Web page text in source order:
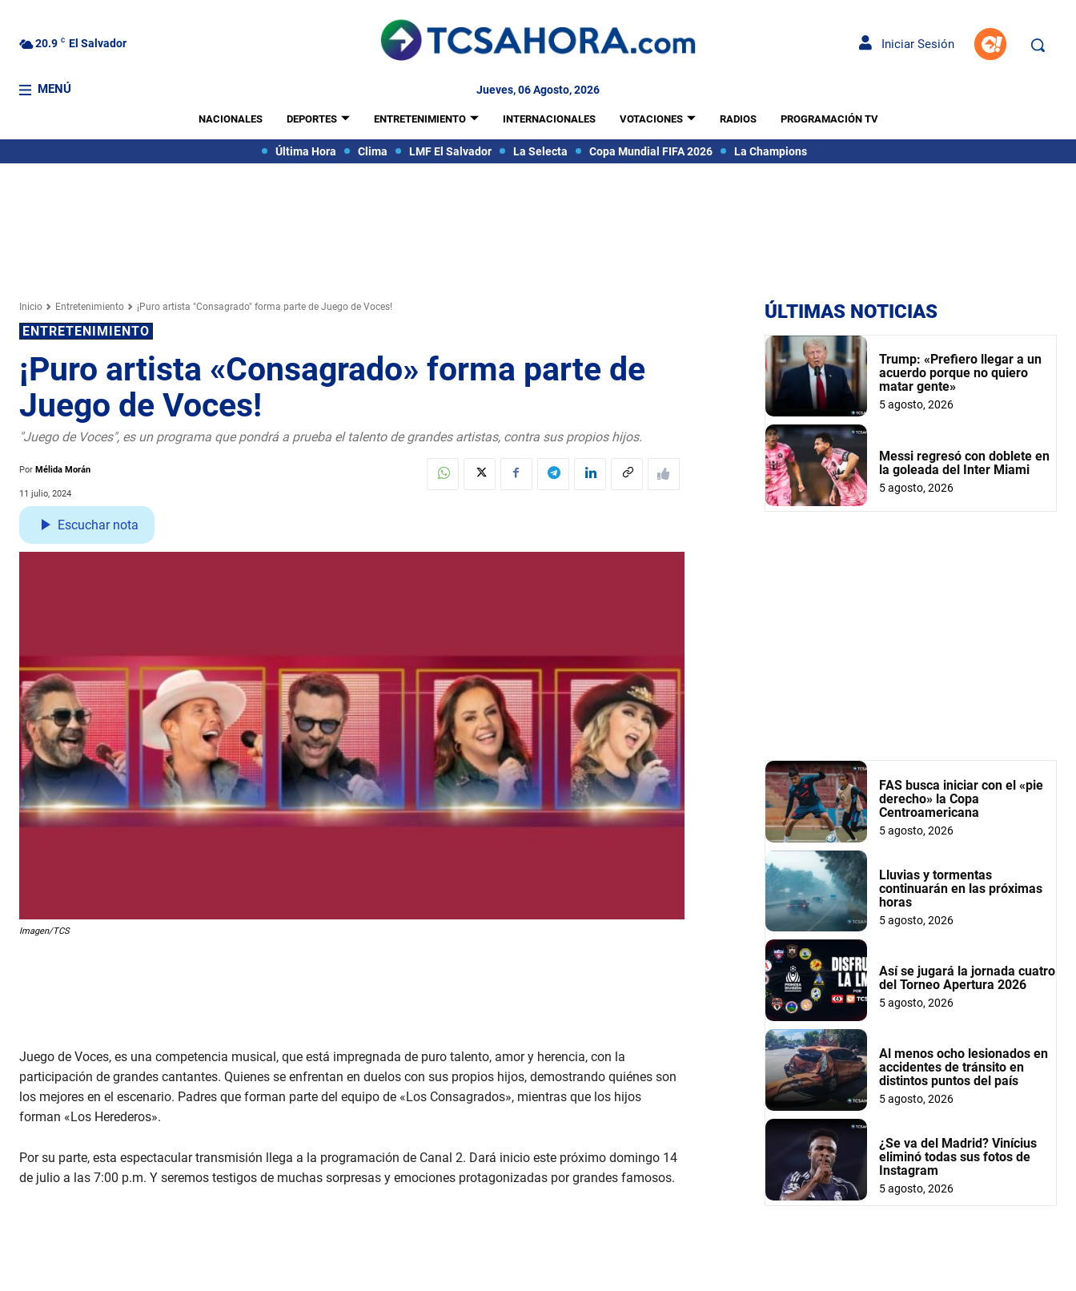
20.9 C El Salvador Iniciar Sesión
MENÚ Jueves, 06 Agosto, 2026
NACIONALES DEPORTES ENTRETENIMIENTO INTERNACIONALES VOTACIONES RADIOS PROGRAMACIÓN TV
Última Hora Clima LMF El Salvador La Selecta Copa Mundial FIFA 2026 La Champions
Inicio Entretenimiento ¡Puro artista "Consagrado" forma parte de Juego de Voces!
ENTRETENIMIENTO
¡Puro artista «Consagrado» forma parte de
Juego de Voces!
"Juego de Voces", es un programa que pondrá a prueba el talento de grandes artistas, contra sus propios hijos.
Por Mélida Morán
11 julio, 2024
Escuchar nota
Imagen/TCS
Juego de Voces, es una competencia musical, que está impregnada de puro talento, amor y herencia, con la
participación de grandes cantantes. Quienes se enfrentan en duelos con sus propios hijos, demostrando quiénes son
los mejores en el escenario. Padres que forman parte del equipo de «Los Consagrados», mientras que los hijos
forman «Los Herederos».
Por su parte, esta espectacular transmisión llega a la programación de Canal 2. Dará inicio este próximo domingo 14
de julio a las 7:00 p.m. Y seremos testigos de muchas sorpresas y emociones protagonizadas por grandes famosos.
ÚLTIMAS NOTICIAS
Trump: «Prefiero llegar a un
acuerdo porque no quiero
matar gente»
5 agosto, 2026
Messi regresó con doblete en
la goleada del Inter Miami
5 agosto, 2026
FAS busca iniciar con el «pie
derecho» la Copa
Centroamericana
5 agosto, 2026
Lluvias y tormentas
continuarán en las próximas
horas
5 agosto, 2026
Así se jugará la jornada cuatro
del Torneo Apertura 2026
5 agosto, 2026
Al menos ocho lesionados en
accidentes de tránsito en
distintos puntos del país
5 agosto, 2026
¿Se va del Madrid? Vinícius
eliminó todas sus fotos de
Instagram
5 agosto, 2026